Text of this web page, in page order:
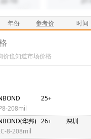
年份 参考价 时间
价也知道市场价格
208mil
25+
华邦)
8-208mil
26+ 深圳